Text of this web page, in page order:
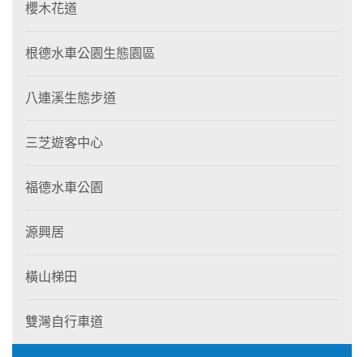
櫻木花道
根德水車公園生態園區
八連溪生態步道
三芝遊客中心
福德水車公園
源興居
橫山梯田
雙灣自行車道